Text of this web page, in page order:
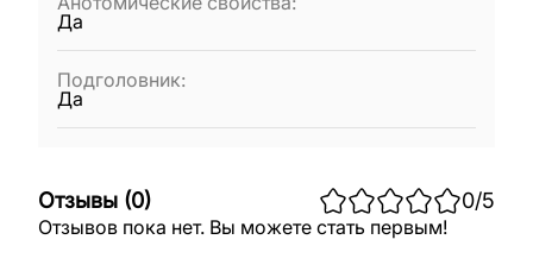
Да
Подголовник:
Да
Отзывы (0) 0/5
Отзывов пока нет. Вы можете стать первым!